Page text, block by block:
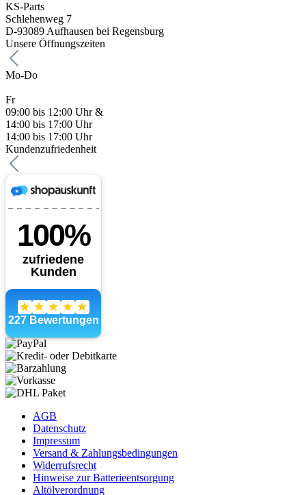
KS-Parts
Schlehenweg 7
D-93089 Aufhausen bei Regensburg
Unsere Öffnungszeiten
Mo-Do
Fr
09:00 bis 12:00 Uhr &
14:00 bis 17:00 Uhr
14:00 bis 17:00 Uhr
Kundenzufriedenheit
AGB
Datenschutz
Impressum
Versand & Zahlungsbedingungen
Widerrufsrecht
Hinweise zur Batterieentsorgung
Altölverordnung